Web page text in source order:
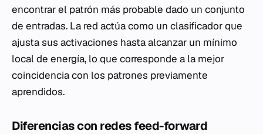
encontrar el patrón más probable dado un conjunto
de entradas. La red actúa como un clasificador que
ajusta sus activaciones hasta alcanzar un mínimo
local de energía, lo que corresponde a la mejor
coincidencia con los patrones previamente
aprendidos.
Diferencias con redes feed-forward